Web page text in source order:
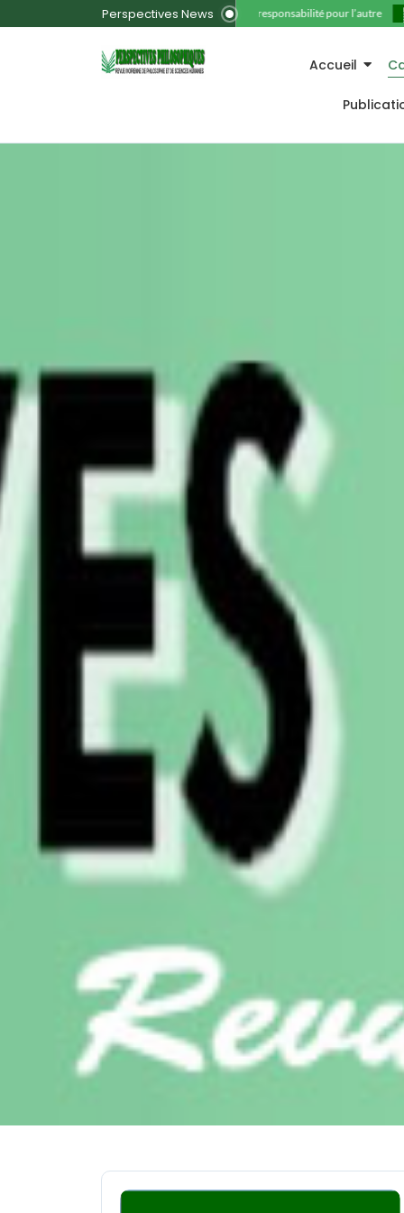
Perspectives News11. La responsabilité pour l’autre
Accueil